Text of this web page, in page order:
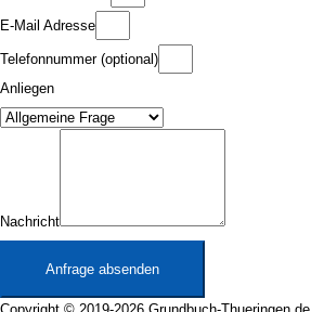
E-Mail Adresse
Telefonnummer (optional)
Anliegen
Nachricht
Anfrage absenden